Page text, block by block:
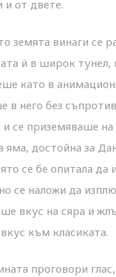
и от двете.
земята винаги се
ѝ в широк тунел,
като в
в него без
и се приземяваше на
яма, достойна за
се бе опитала да
се наложи да
вкус на сяра и
към класиката.
проговори глас,